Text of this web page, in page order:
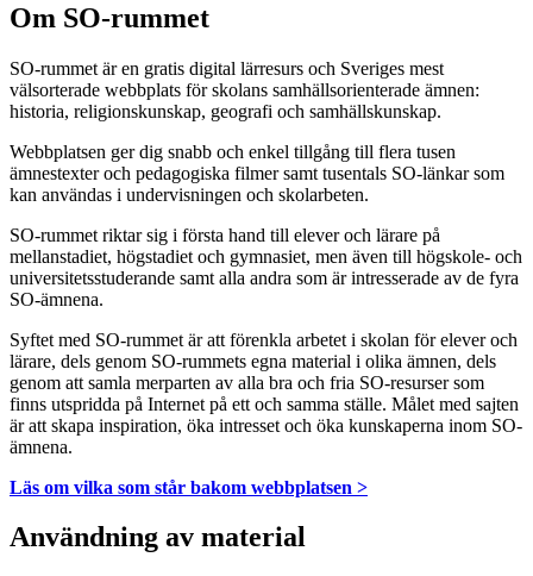
Om SO-rummet
SO-rummet är en gratis digital lärresurs och Sveriges mest
välsorterade webbplats för skolans samhällsorienterade ämnen:
historia, religionskunskap, geografi och samhällskunskap.
Webbplatsen ger dig snabb och enkel tillgång till flera tusen
ämnestexter och pedagogiska filmer samt tusentals SO-länkar som
kan användas i undervisningen och skolarbeten.
SO-rummet riktar sig i första hand till elever och lärare på
mellanstadiet, högstadiet och gymnasiet, men även till högskole- och
universitetsstuderande samt alla andra som är intresserade av de fyra
SO-ämnena.
Syftet med SO-rummet är att förenkla arbetet i skolan för elever och
lärare, dels genom SO-rummets egna material i olika ämnen, dels
genom att samla merparten av alla bra och fria SO-resurser som
finns utspridda på Internet på ett och samma ställe. Målet med sajten
är att skapa inspiration, öka intresset och öka kunskaperna inom SO-
ämnena.
Läs om vilka som står bakom webbplatsen >
Användning av material